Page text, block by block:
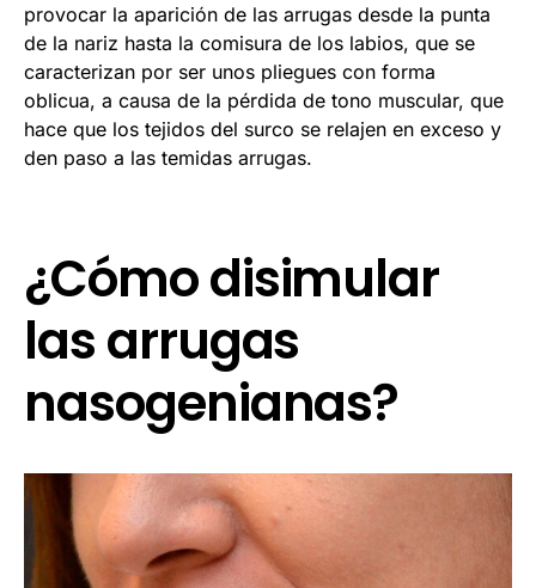
provocar la aparición de las arrugas desde la punta
de la nariz hasta la comisura de los labios, que se
caracterizan por ser unos pliegues con forma
oblicua, a causa de la pérdida de tono muscular, que
hace que los tejidos del surco se relajen en exceso y
den paso a las temidas arrugas.
¿Cómo disimular
las arrugas
nasogenianas?